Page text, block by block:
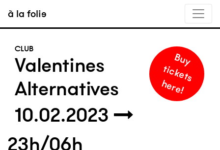
à la folie
Valentines
Alternatives
CLUB
10.02.2023
23h/06h
B
u
y
t
i
c
k
e
t
s
h
e
r
e
!